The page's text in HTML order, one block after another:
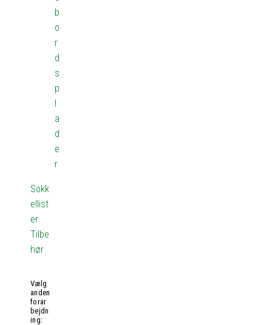
b
o
r
d
s
p
l
a
d
e
r
Sokk
ellist
er
Tilbe
hør
Vælg
anden
forar
bejdn
ing: